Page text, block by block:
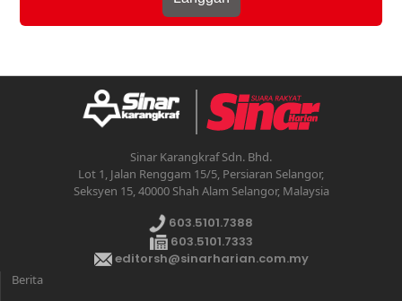
Sinar Karangkraf Sdn. Bhd.
Lot 1, Jalan Renggam 15/5, Persiaran Selangor,
Seksyen 15, 40000 Shah Alam Selangor, Malaysia
603.5101.7388
603.5101.7333
editorsh@sinarharian.com.my
Berita